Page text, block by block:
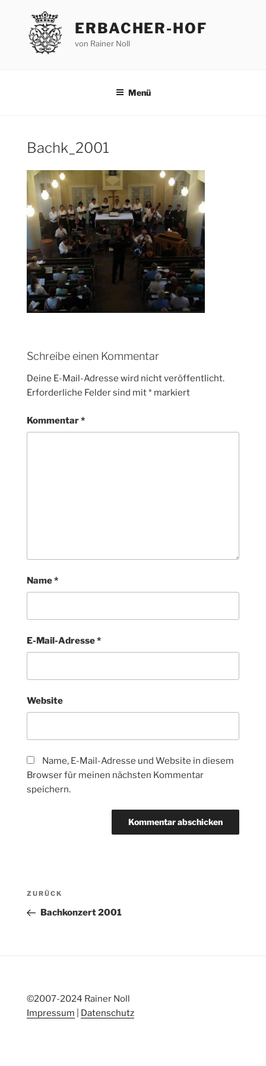
springen
ERBACHER-HOF
von Rainer Noll
Menü
Bachk_2001
Schreibe einen Kommentar
Deine E-Mail-Adresse wird nicht veröffentlicht.
Erforderliche Felder sind mit* markiert
Kommentar*
Name*
E-Mail-Adresse*
Website
Name, E-Mail-Adresse und Website in diesem
Browser für meinen nächsten Kommentar
speichern.
Beitragsnavigation
Vorheriger
Beitrag
ZURÜCK
Bachkonzert 2001
©2007-2024 Rainer Noll
Impressum
Datenschutz